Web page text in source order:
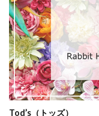
Tod’s（トッズ）